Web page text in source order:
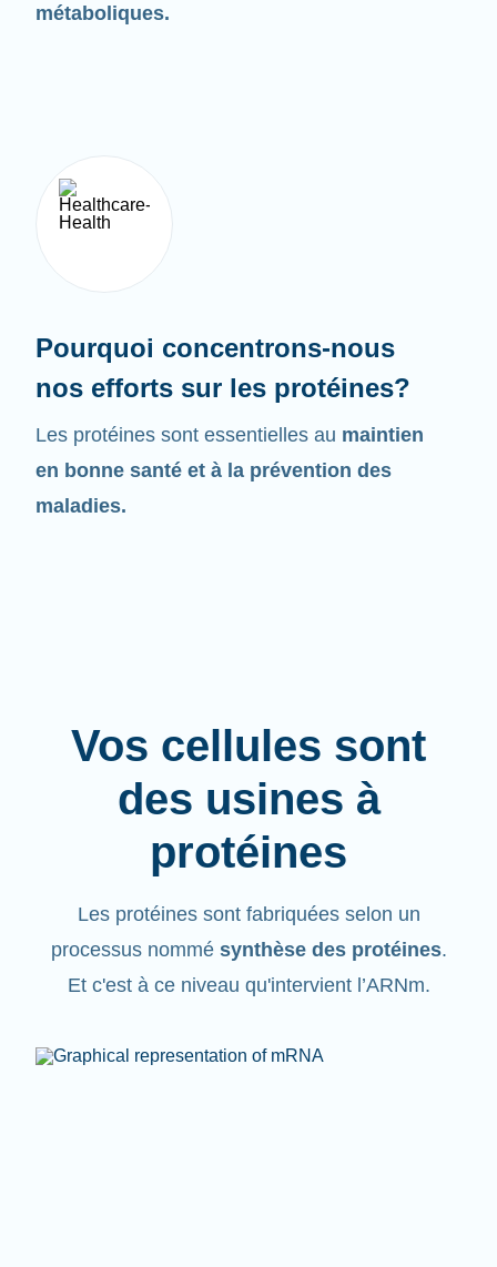
métaboliques.
Pourquoi concentrons-nous
nos efforts sur les protéines?
Les protéines sont essentielles au maintien
en bonne santé et à la prévention des
maladies.
Vos cellules sont
des usines à
protéines
Les protéines sont fabriquées selon un
processus nommé synthèse des protéines.
Et c'est à ce niveau qu'intervient l’ARNm.